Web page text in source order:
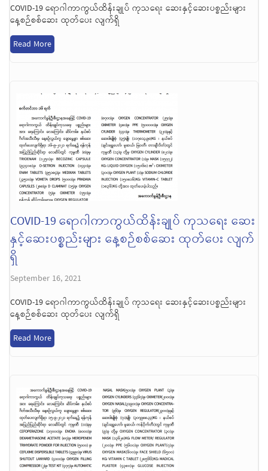
COVID-19 ရောဂါကာကွယ်ထိန်းချုပ် ကုသရေး ဆေးနှင့်ဆေးပစ္စည်းများ
နေ့စဉ်စစ်ဆေး ထုတ်ပေး လျက်ရှိ
Read More
COVID-19 ရောဂါကာကွယ်ထိန်းချုပ် ကုသရေး ဆေး
နှင့်ဆေးပစ္စည်းများ နေ့စဉ်စစ်ဆေး ထုတ်ပေး လျက်
ရှိ
September 16, 2021
COVID-19 ရောဂါကာကွယ်ထိန်းချုပ် ကုသရေး ဆေးနှင့်ဆေးပစ္စည်းများ
နေ့စဉ်စစ်ဆေး ထုတ်ပေး လျက်ရှိ
Read More